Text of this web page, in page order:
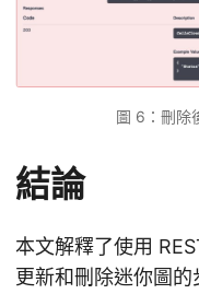
圖 6：刪除
結論
本文解釋了使用
更新和刪除迷你圖